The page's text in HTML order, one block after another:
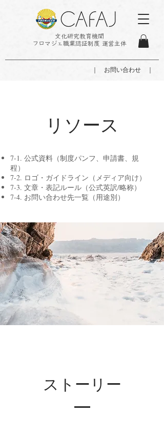
｜ お問い合わせ ｜
文化研究教育機関
フロマジェ職業認証制度 運営主体
リソース
7-1. 公式資料（制度パンフ、申請書、規
程）
7-2. ロゴ・ガイドライン（メディア向け）
7-3. 文章・表記ルール（公式英訳/略称）
7-4. お問い合わせ先一覧（用途別）
ストーリー